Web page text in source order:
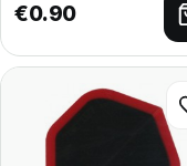
€0.90